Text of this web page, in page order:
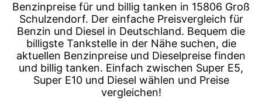
Benzinpreise für und billig tanken in 15806 Groß
Schulzendorf. Der einfache Preisvergleich für
Benzin und Diesel in Deutschland. Bequem die
billigste Tankstelle in der Nähe suchen, die
aktuellen Benzinpreise und Dieselpreise finden
und billig tanken. Einfach zwischen Super E5,
Super E10 und Diesel wählen und Preise
vergleichen!